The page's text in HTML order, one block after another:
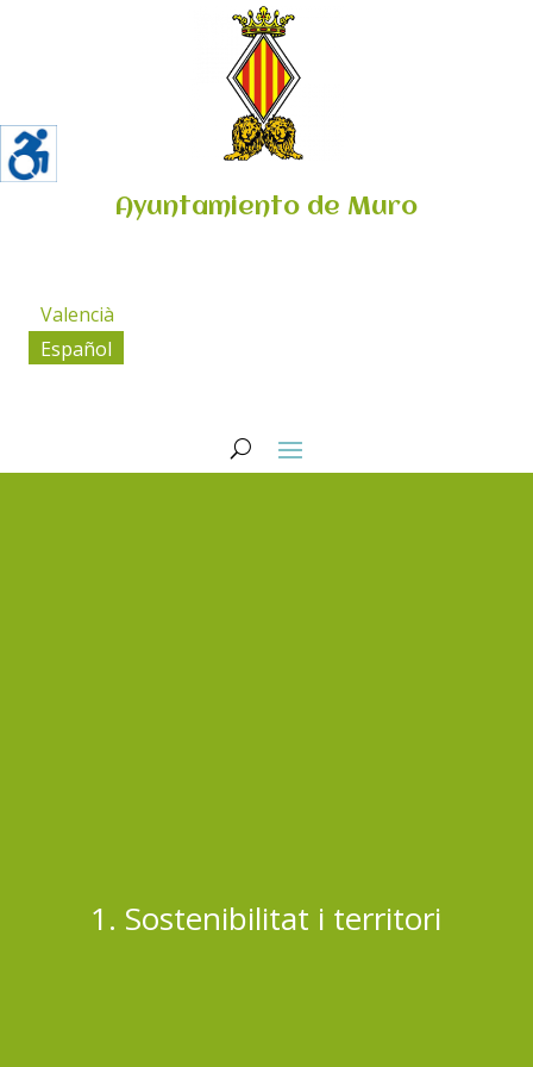
Ayuntamiento de Muro
Valencià
Español
1. Sostenibilitat i territori